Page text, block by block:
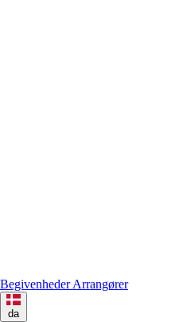
BegivenhederArrangører
da